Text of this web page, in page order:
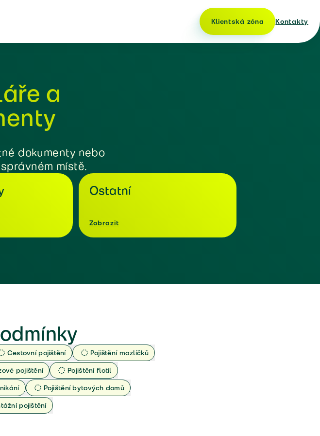
Klientská zóna Kontakty
a
dokumenty nebo
místě.
Ostatní
Zobrazit
Cestovní pojištění
Pojištění mazlíčků
pojištění
Pojištění flotil
Pojištění bytových domů
pojištění